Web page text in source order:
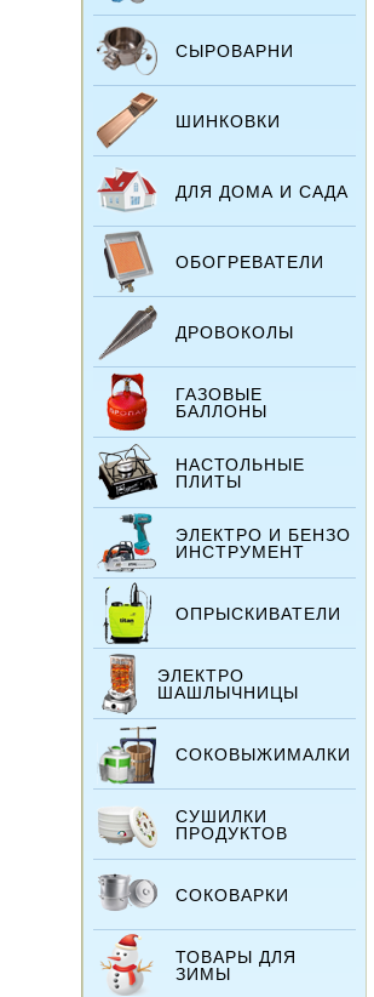
СЫРОВАРНИ
ШИНКОВКИ
ДЛЯ ДОМА И САДА
ОБОГРЕВАТЕЛИ
ДРОВОКОЛЫ
ГАЗОВЫЕ
БАЛЛОНЫ
НАСТОЛЬНЫЕ
ПЛИТЫ
ЭЛЕКТРО И БЕНЗО
ИНСТРУМЕНТ
ОПРЫСКИВАТЕЛИ
ЭЛЕКТРО
ШАШЛЫЧНИЦЫ
СОКОВЫЖИМАЛКИ
СУШИЛКИ
ПРОДУКТОВ
СОКОВАРКИ
ТОВАРЫ ДЛЯ
ЗИМЫ